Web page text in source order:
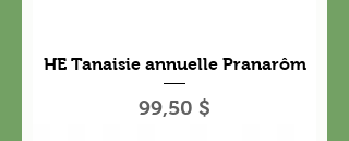
HE Tanaisie annuelle Pranarôm
Prix
99,50 $